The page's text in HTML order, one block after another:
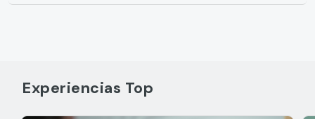
Experiencias Top